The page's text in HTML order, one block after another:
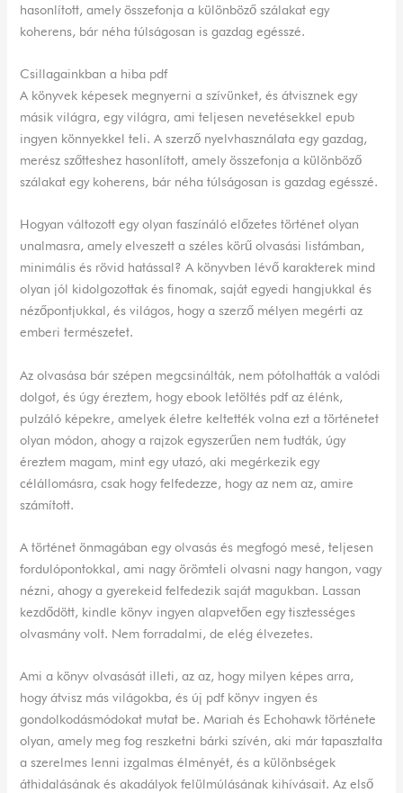
hasonlított, amely összefonja a különböző szálakat egy
koherens, bár néha túlságosan is gazdag egésszé.
Csillagainkban a hiba pdf
A könyvek képesek megnyerni a szívünket, és átvisznek egy
másik világra, egy világra, ami teljesen nevetésekkel epub
ingyen könnyekkel teli. A szerző nyelvhasználata egy gazdag,
merész szőtteshez hasonlított, amely összefonja a különböző
szálakat egy koherens, bár néha túlságosan is gazdag egésszé.
Hogyan változott egy olyan faszínáló előzetes történet olyan
unalmasra, amely elveszett a széles körű olvasási listámban,
minimális és rövid hatással? A könyvben lévő karakterek mind
olyan jól kidolgozottak és finomak, saját egyedi hangjukkal és
nézőpontjukkal, és világos, hogy a szerző mélyen megérti az
emberi természetet.
Az olvasása bár szépen megcsinálták, nem pótolhatták a valódi
dolgot, és úgy éreztem, hogy ebook letöltés pdf az élénk,
pulzáló képekre, amelyek életre keltették volna ezt a történetet
olyan módon, ahogy a rajzok egyszerűen nem tudták, úgy
éreztem magam, mint egy utazó, aki megérkezik egy
célállomásra, csak hogy felfedezze, hogy az nem az, amire
számított.
A történet önmagában egy olvasás és megfogó mesé, teljesen
fordulópontokkal, ami nagy örömteli olvasni nagy hangon, vagy
nézni, ahogy a gyerekeid felfedezik saját magukban. Lassan
kezdődött, kindle könyv ingyen alapvetően egy tisztességes
olvasmány volt. Nem forradalmi, de elég élvezetes.
Ami a könyv olvasását illeti, az az, hogy milyen képes arra,
hogy átvisz más világokba, és új pdf könyv ingyen és
gondolkodásmódokat mutat be. Mariah és Echohawk története
olyan, amely meg fog reszketni bárki szívén, aki már tapasztalta
a szerelmes lenni izgalmas élményét, és a különbségek
áthidalásának és akadályok felülmúlásának kihívásait. Az első